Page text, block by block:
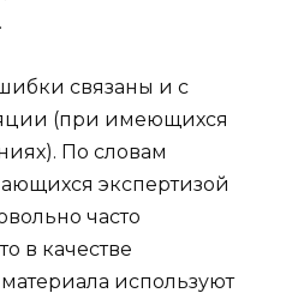
связаны и с
(при имеющихся
По словам
экспертизой
часто
в качестве
используют